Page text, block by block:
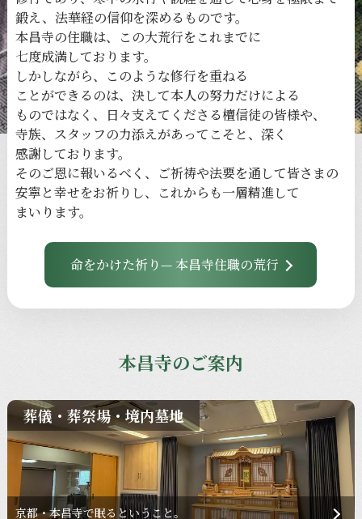
鍛え、 法華経の信仰を深める ものです。
本昌寺の住職は、 この大荒行をこれまでに
七度成満しております。
しかしながら、
このような修行を重ねる
ことができるのは、 決して本人の努力だけによる
ものではなく、
日々支えてくださる檀信徒の皆様や、
寺族、 スタッフの力添えがあってこそと、 深く
感謝しております。
そのご恩に報いるべく、 ご祈祷や法要を通して皆さまの
安寧と幸せをお祈りし、 これからも一層精進して
まいります。
命をかけた祈り— 本昌寺住職の荒行
本昌寺のご案内
葬儀・葬祭場・境内墓地
京都・本昌寺で眠るということ。